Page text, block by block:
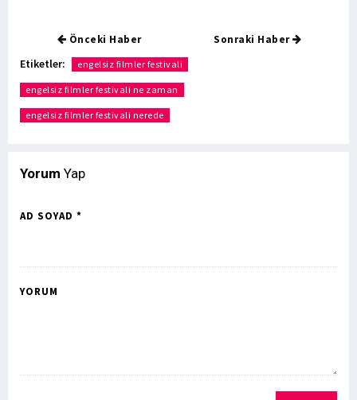
Önceki Haber Sonraki Haber
Etiketler: engelsiz filmler festivali
engelsiz filmler festivali ne zaman
engelsiz filmler festivali nerede
Yorum Yap
AD SOYAD *
YORUM